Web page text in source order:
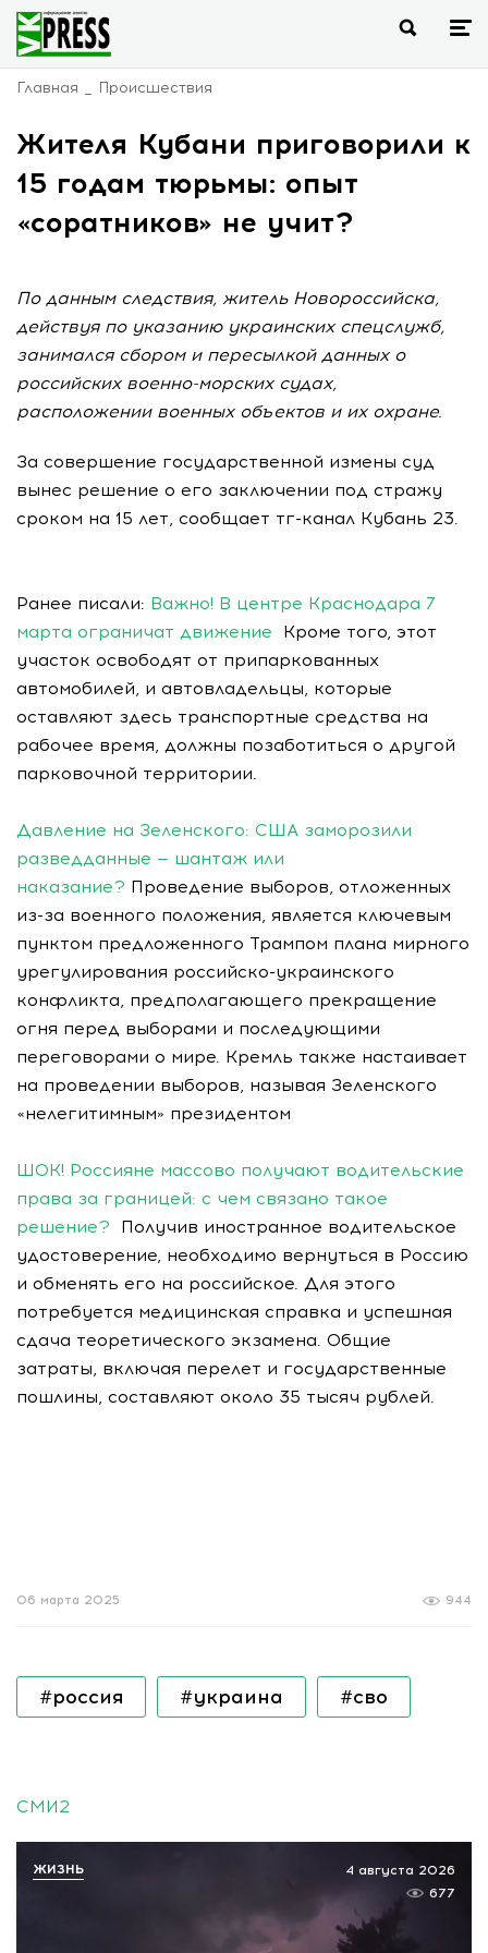
Главная Происшествия
Жителя Кубани приговорили к
15 годам тюрьмы: опыт
«соратников» не учит?
По данным следствия, житель Новороссийска,
действуя по указанию украинских спецслужб,
занимался сбором и пересылкой данных о
российских военно-морских судах,
расположении военных объектов и их охране.
За совершение государственной измены суд
вынес решение о его заключении под стражу
сроком на 15 лет, сообщает тг-канал Кубань 23.
Ранее писали: Важно! В центре Краснодара 7
марта ограничат движение Кроме того, этот
участок освободят от припаркованных
автомобилей, и автовладельцы, которые
оставляют здесь транспортные средства на
рабочее время, должны позаботиться о другой
парковочной территории.
Давление на Зеленского: США заморозили
разведданные — шантаж или
наказание? Проведение выборов, отложенных
из-за военного положения, является ключевым
пунктом предложенного Трампом плана мирного
урегулирования российско-украинского
конфликта, предполагающего прекращение
огня перед выборами и последующими
переговорами о мире. Кремль также настаивает
на проведении выборов, называя Зеленского
«нелегитимным» президентом
ШОК! Россияне массово получают водительские
права за границей: с чем связано такое
решение? Получив иностранное водительское
удостоверение, необходимо вернуться в Россию
и обменять его на российское. Для этого
потребуется медицинская справка и успешная
сдача теоретического экзамена. Общие
затраты, включая перелет и государственные
пошлины, составляют около 35 тысяч рублей.
944
06 марта 2025
#россия #украина #сво
СМИ2
4 августа 2026
677
ЖИЗНЬ